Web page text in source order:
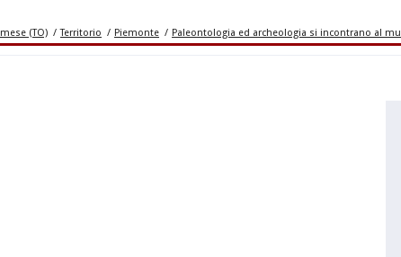
(TO) / Territorio / Piemonte / Paleontologia ed archeologia si incontrano al